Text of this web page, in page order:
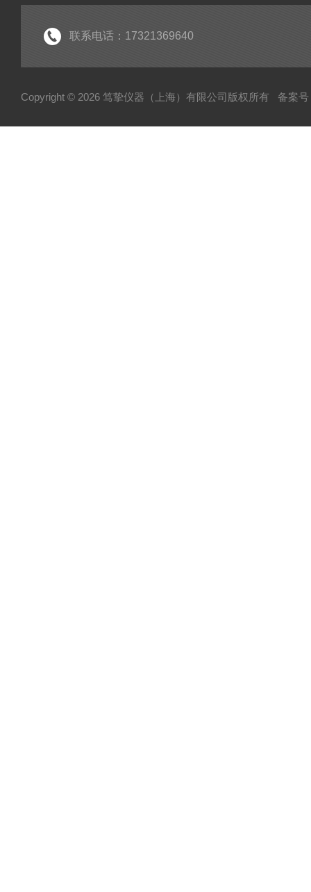
联系电话：17321369640
Copyright © 2026 笃挚仪器（上海）有限公司版权所有 备案号